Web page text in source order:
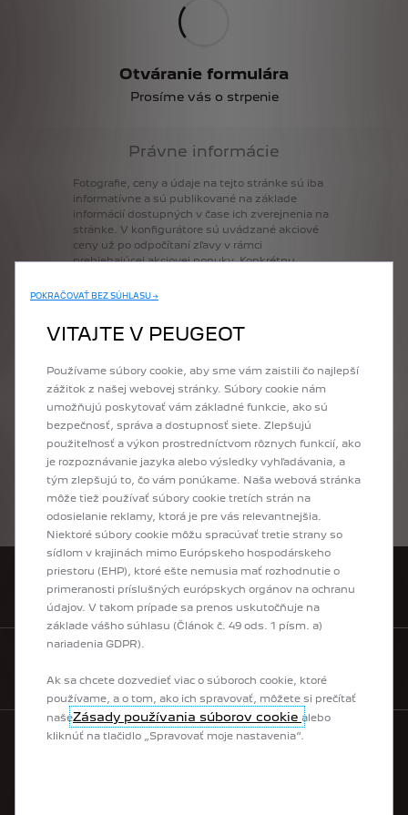
Otváranie formulára
Prosíme vás o strpenie
Právne informácie
Fotografie, ceny a údaje na tejto stránke sú iba
informatívne a sú publikované na základe
informácií dostupných v čase ich zverejnenia na
stránke. V konfigurátore sú uvádzané akciové
ceny už po odpočítaní zľavy v rámci
prebiehajúcej akciovej ponuky. Konkrétnu
najbližším predajcom
konfigurátora Peugeot: najprv si vyberiete výbavu, potom motorizáciu podľa
Vašich potrieb, farbu karosérie a interiér, a nakoniec aj voliteľnú doplnkovú
výbavu tak, aby nové vozidlo presne zodpovedalo Vašim predstavám a
potrebám. Na záver si môžete ešte raz prezrieť kompletnú konfiguráciu Vášho
nového vozidla, alebo si ju poslať na mail, prípadne ju môžete zaslať
vybranému predajcovi. Budete tak už len krôčik od toho, aby ste už čoskoro
sedeli za volantom Vášho nového auta!
VYHĽADAŤ PREDAJCU
POKRAČOVAŤ BEZ SÚHLASU →
VITAJTE V PEUGEOT
Používame súbory cookie, aby sme vám zaistili čo najlepší
zážitok z našej webovej stránky. Súbory cookie nám
umožňujú poskytovať vám základné funkcie, ako sú
bezpečnosť, správa a dostupnosť siete. Zlepšujú
použiteľnosť a výkon prostredníctvom rôznych funkcií, ako
je rozpoznávanie jazyka alebo výsledky vyhľadávania, a
tým zlepšujú to, čo vám ponúkame. Naša webová stránka
môže tiež používať súbory cookie tretích strán na
odosielanie reklamy, ktorá je pre vás relevantnejšia.
Niektoré súbory cookie môžu spracúvať tretie strany so
sídlom v krajinách mimo Európskeho hospodárskeho
priestoru (EHP), ktoré ešte nemusia mať rozhodnutie o
primeranosti príslušných európskych orgánov na ochranu
údajov. V takom prípade sa prenos uskutočňuje na
základe vášho súhlasu (Článok č. 49 ods. 1 písm. a)
nariadenia GDPR).
Ak sa chcete dozvedieť viac o súboroch cookie, ktoré
používame, a o tom, ako ich spravovať, môžete si prečítať
našeZásady používania súborov cookie alebo
kliknúť na tlačidlo „Spravovať moje nastavenia“.